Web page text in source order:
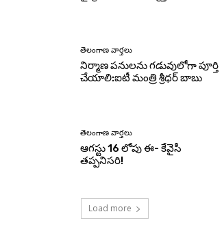
తెలంగాణ వార్తలు
నిర్మాణ పనులను గడువులోగా పూర్తి
చేయాలి:ఐటీ మంత్రి శ్రీధర్ బాబు
తెలంగాణ వార్తలు
ఆగస్టు 16 లోపు ఈ- కేవైసీ
తప్పనిసరి!
Load more